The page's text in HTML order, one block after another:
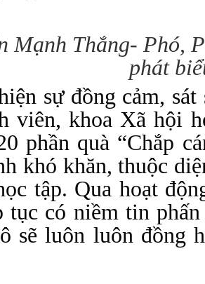
Mạnh Thắng- Phó,
phát
sự đồng cảm,
viên, khoa Xã hội
phần quà “Chắp
khó khăn, thuộc
tập. Qua hoạt
tục có niềm tin
sẽ luôn luôn đồng